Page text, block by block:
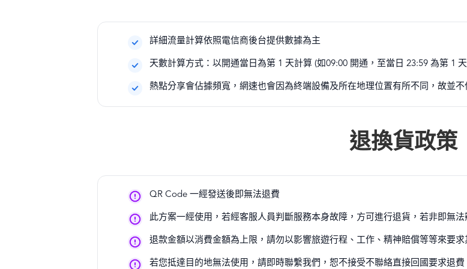
詳細流量計算依照電信商後台提供數據為主
天數計算方式：以開通當日為第 1 天計算 (如09:00 開通，至當日 23:59 為第 1
熱點分享會佔據頻寬，網速也會因為終端設備及所在地理位置有所不同，故並
退換貨政策
QR Code 一經發送後即無法退費
此方案一經使用，若經客服人員判斷服務本身故障，方可進行退貨，若非即無法
退款金額以消費金額為上限，請勿以影響旅遊行程、工作、精神賠償等等來要
若您抵達目的地無法使用，請即時聯繫我們，恕不接受不聯絡直接回國要求退費